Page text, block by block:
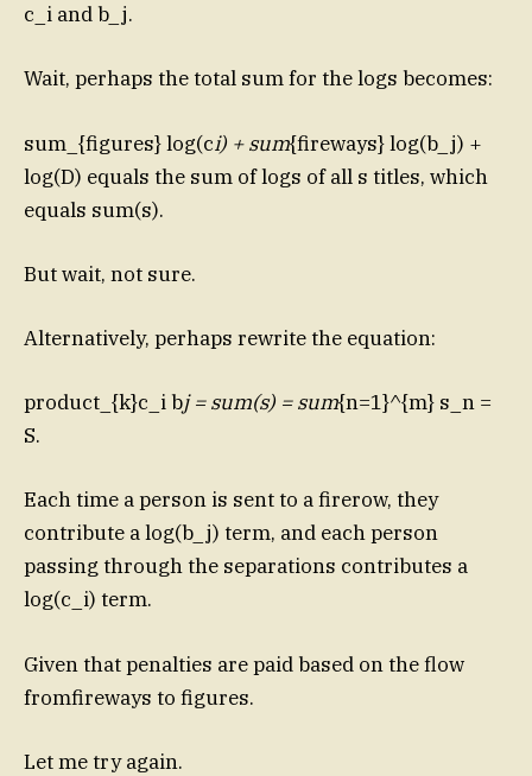
c_i and b_j.
Wait, perhaps the total sum for the logs becomes:
sum_{figures} log(ci) + sum{fireways} log(b_j) +
log(D) equals the sum of logs of all s titles, which
equals sum(s).
But wait, not sure.
Alternatively, perhaps rewrite the equation:
product_{k}c_i bj = sum(s) = sum{n=1}^{m} s_n =
S.
Each time a person is sent to a firerow, they
contribute a log(b_j) term, and each person
passing through the separations contributes a
log(c_i) term.
Given that penalties are paid based on the flow
fromfireways to figures.
Let me try again.